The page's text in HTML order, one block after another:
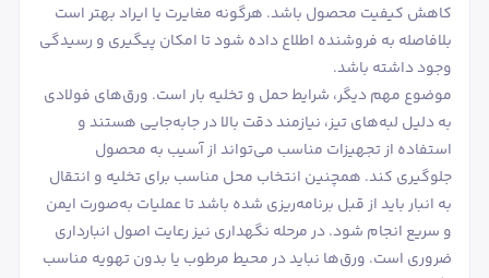
کاهش کیفیت محصول باشد. هرگونه مغایرت یا ایراد بهتر است
بلافاصله به فروشنده اطلاع داده شود تا امکان پیگیری و رسیدگی
وجود داشته باشد.
موضوع مهم دیگر، شرایط حمل و تخلیه بار است. ورق‌های فولادی
به دلیل لبه‌های تیز، نیازمند دقت بالا در جابه‌جایی هستند و
استفاده از تجهیزات مناسب می‌تواند از آسیب به محصول
جلوگیری کند. همچنین انتخاب محل مناسب برای تخلیه و انتقال
به انبار باید از قبل برنامه‌ریزی شده باشد تا عملیات به‌صورت ایمن
و سریع انجام شود. در مرحله نگهداری نیز رعایت اصول انبارداری
ضروری است. ورق‌ها نباید در محیط مرطوب یا بدون تهویه مناسب